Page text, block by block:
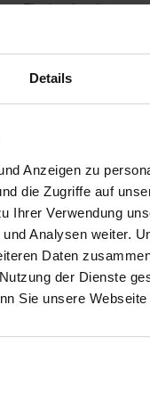
Details
Anzeigen zu
die Zugriffe auf
Ihrer Verwendung
Analysen weiter.
Daten
der Dienste
Sie unsere
Fischer in allen
der